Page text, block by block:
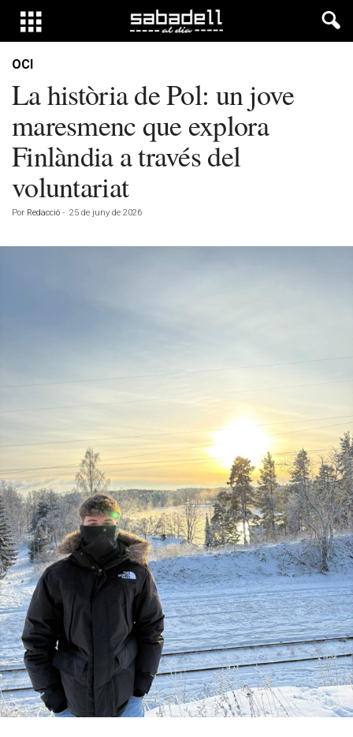
OCI
La història de Pol: un jove
maresmenc que explora
Finlàndia a través del
voluntariat
Por Redacció - 25 de juny de 2026